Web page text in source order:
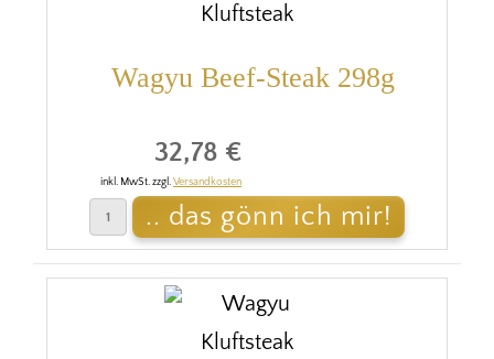
Wagyu Beef-Steak 298g
32,78 €
inkl. MwSt. zzgl.Versandkosten